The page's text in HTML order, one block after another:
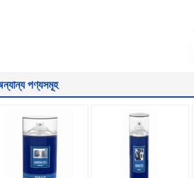
পণ্যসমূহ